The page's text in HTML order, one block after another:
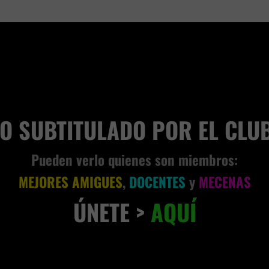
SUBTITULADO POR EL
Pueden verlo quienes son miembros:
MEJORES AMIGUES, DOCENTES y MECENAS
ÚNETE > AQUÍ